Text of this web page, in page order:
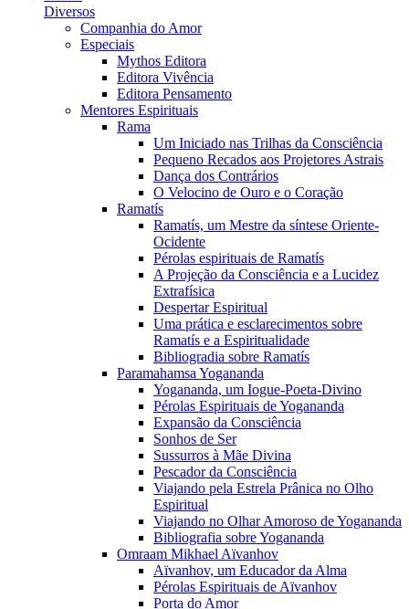
Diversos
Companhia do Amor
Especiais
Mythos Editora
Editora Vivência
Editora Pensamento
Mentores Espirituais
Rama
Um Iniciado nas Trilhas da Consciência
Pequeno Recados aos Projetores Astrais
Dança dos Contrários
O Velocino de Ouro e o Coração
Ramatís
Ramatís, um Mestre da síntese Oriente-
Ocidente
Pérolas espirituais de Ramatís
A Projeção da Consciência e a Lucidez
Extrafísica
Despertar Espiritual
Uma prática e esclarecimentos sobre
Ramatís e a Espiritualidade
Bibliogradia sobre Ramatís
Paramahamsa Yogananda
Yogananda, um Iogue-Poeta-Divino
Pérolas Espirituais de Yogananda
Expansão da Consciência
Sonhos de Ser
Sussurros à Mãe Divina
Pescador da Consciência
Viajando pela Estrela Prânica no Olho
Espiritual
Viajando no Olhar Amoroso de Yogananda
Bibliografia sobre Yogananda
Omraam Mikhael Aïvanhov
Aïvanhov, um Educador da Alma
Pérolas Espirituais de Aïvanhov
Porta do Amor